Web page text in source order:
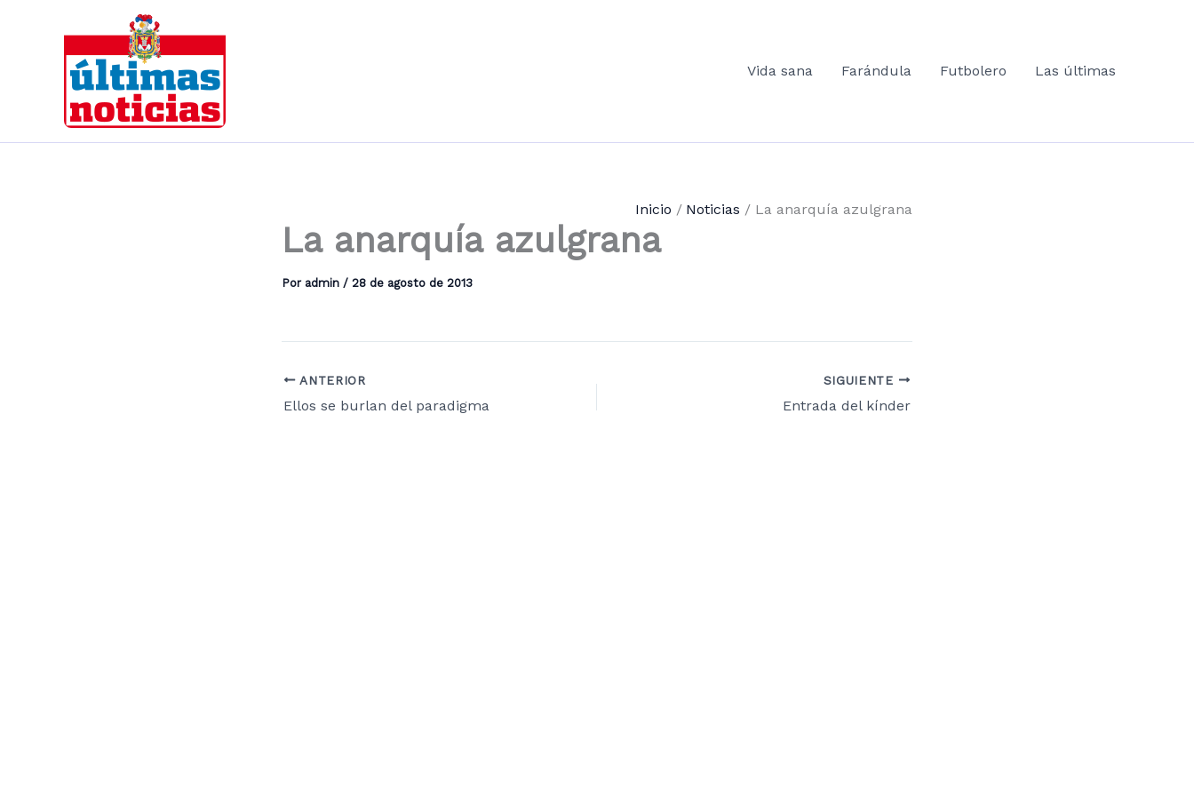
contenido
Vida sana
Farándula Futbolero Las últimas
Inicio Noticias La anarquía azulgrana
La anarquía azulgrana
Por admin / 28 de agosto de 2013
ANTERIOR
Ellos se burlan del paradigma
SIGUIENTE
Entrada del kínder